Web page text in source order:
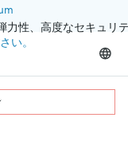
性、高度なセキュリ
い。